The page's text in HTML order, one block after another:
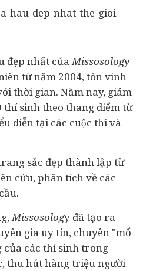
đẹp nhất củaMissosology
từ năm 2004, tôn vinh
thời gian. Năm nay, giám
thí sinh theo thang điểm từ
diễn tại các cuộc thi và
sắc đẹp thành lập từ
cứu, phân tích về các
Missosology đã tạo ra
gia uy tín, chuyên "mổ
của các thí sinh trong
thu hút hàng triệu người